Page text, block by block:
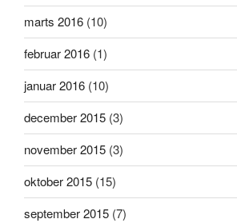
marts 2016 (10)
februar 2016 (1)
januar 2016 (10)
december 2015 (3)
november 2015 (3)
oktober 2015 (15)
september 2015 (7)